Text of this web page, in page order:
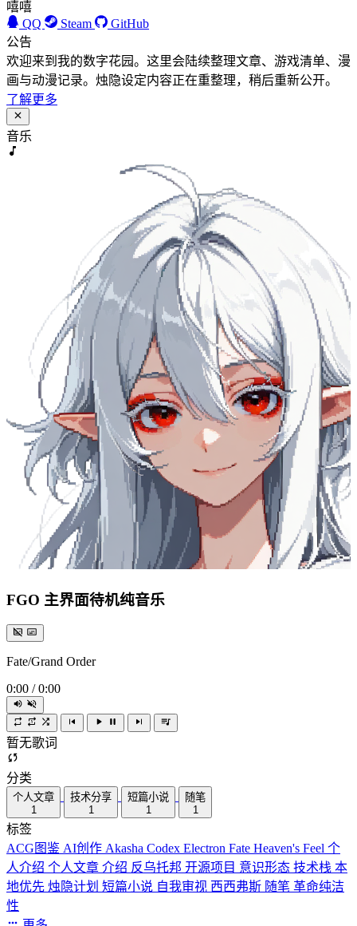
嘻嘻
QQ
Steam
GitHub
公告
欢迎来到我的数字花园。这里会陆续整理文章、游戏清单、漫
画与动漫记录。烛隐设定内容正在重整理，稍后重新公开。
了解更多
音乐
FGO 主界面待机纯音乐
Fate/Grand Order
0:00 / 0:00
暂无歌词
分类
个人文章
1
技术分享
1
短篇小说
1
随笔
1
标签
ACG图鉴 AI创作 Akasha Codex Electron Fate Heaven's Feel 个
人介绍 个人文章 介绍 反乌托邦 开源项目 意识形态 技术栈 本
地优先 烛隐计划 短篇小说 自我审视 西西弗斯 随笔 革命纯洁
性